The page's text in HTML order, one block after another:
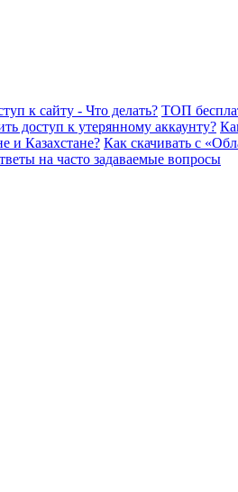
к сайту - Что делать? ТОП
доступ к утерянному аккаунту?
и Казахстане? Как скачивать с
на часто задаваемые вопросы